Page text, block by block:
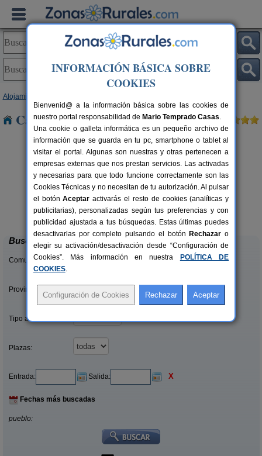
Alojamientos
Casas Rurales cerca de Hontanaya
3-12 pers.
desde22 €
La Casa de La Posada
Ribagorda (Cuenca)
Buscar
Comunidades:
Provincias/Islas:
Tipo alquiler:
Plazas:
Entrada: Salida: X
Fechas más buscadas
pueblo:
INFORMACIÓN BÁSICA SOBRE
COOKIES
Bienvenid@ a la información básica sobre las cookies de
nuestro portal responsabilidad de Mario Temprado Casas.
Una cookie o galleta informática es un pequeño archivo de
información que se guarda en tu pc, smartphone o tablet al
visitar el portal. Algunas son nuestras y otras pertenecen a
empresas externas que nos prestan servicios. Las activadas
y necesarias para que todo funcione correctamente son las
Cookies Técnicas y no necesitan de tu autorización. Al pulsar
el botónAceptar activarás el resto de cookies (analíticas y
publicitarias), personalizadas según tus preferencias y con
publicidad ajustada a tus búsquedas. Estas últimas puedes
desactivarlas por completo pulsando el botón Rechazar o
elegir su activación/desactivación desde “Configuración de
Cookies”. Más información en nuestra
POLÍTICA DE
COOKIES.